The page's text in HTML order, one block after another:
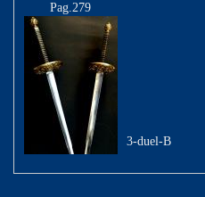
Pag.279
3-duel-B